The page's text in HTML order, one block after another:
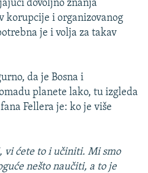
dovoljno znanja
korupcije i organizovanog
je i volja za takav
da je Bosna i
planete lako, tu izgleda
Fellera je: ko je više
vi ćete to i učiniti. Mi smo
nešto naučiti, a to je